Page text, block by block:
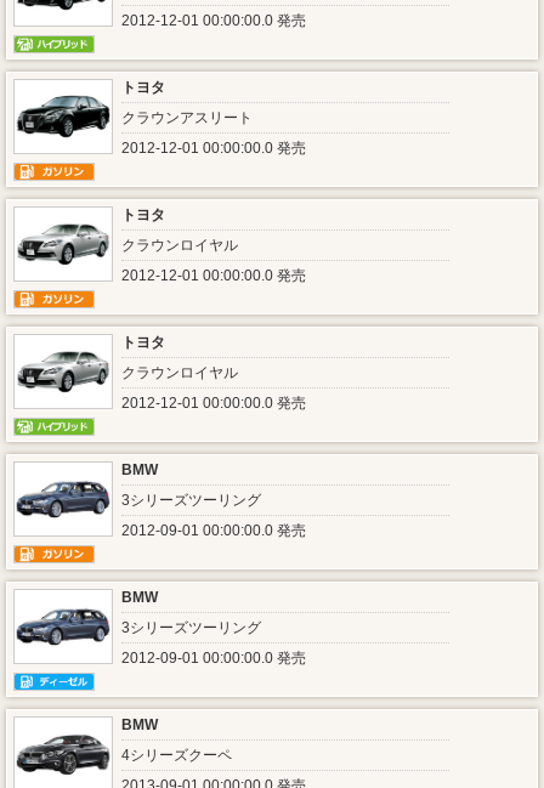
2012-12-01 00:00:00.0 発売
トヨタ
クラウンアスリート
2012-12-01 00:00:00.0 発売
トヨタ
クラウンロイヤル
2012-12-01 00:00:00.0 発売
トヨタ
クラウンロイヤル
2012-12-01 00:00:00.0 発売
BMW
3シリーズツーリング
2012-09-01 00:00:00.0 発売
BMW
3シリーズツーリング
2012-09-01 00:00:00.0 発売
BMW
4シリーズクーペ